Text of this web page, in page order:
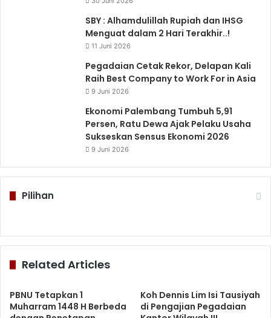
SBY : Alhamdulillah Rupiah dan IHSG
Menguat dalam 2 Hari Terakhir..!
11 Juni 2026
Pegadaian Cetak Rekor, Delapan Kali
Raih Best Company to Work For in Asia
9 Juni 2026
Ekonomi Palembang Tumbuh 5,91
Persen, Ratu Dewa Ajak Pelaku Usaha
Sukseskan Sensus Ekonomi 2026
9 Juni 2026
Pilihan
Related Articles
PBNU Tetapkan 1
Muharram 1448 H Berbeda
Koh Dennis Lim Isi Tausiyah
di Pengajian Pegadaian